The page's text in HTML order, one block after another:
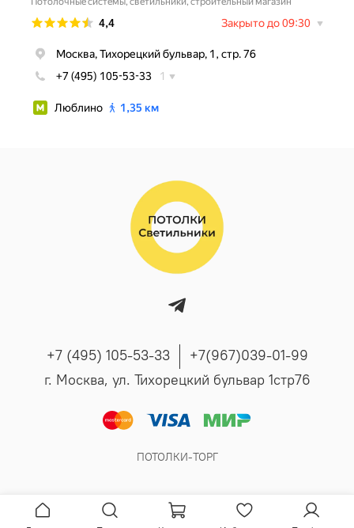
+7 (495) 105-53-33
+7(967)039-01-99
г. Москва, ул. Тихорецкий бульвар 1стр76
ПОТОЛКИ-ТОРГ